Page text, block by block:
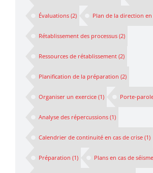
Évaluations (2) Plan de la direction en
Rétablissement des processus (2)
Ressources de rétablissement (2)
Planification de la préparation (2)
Organiser un exercice (1) Porte-
Analyse des répercussions (1)
Calendrier de continuité en cas de crise (1)
Préparation (1) Plans en cas de séisme